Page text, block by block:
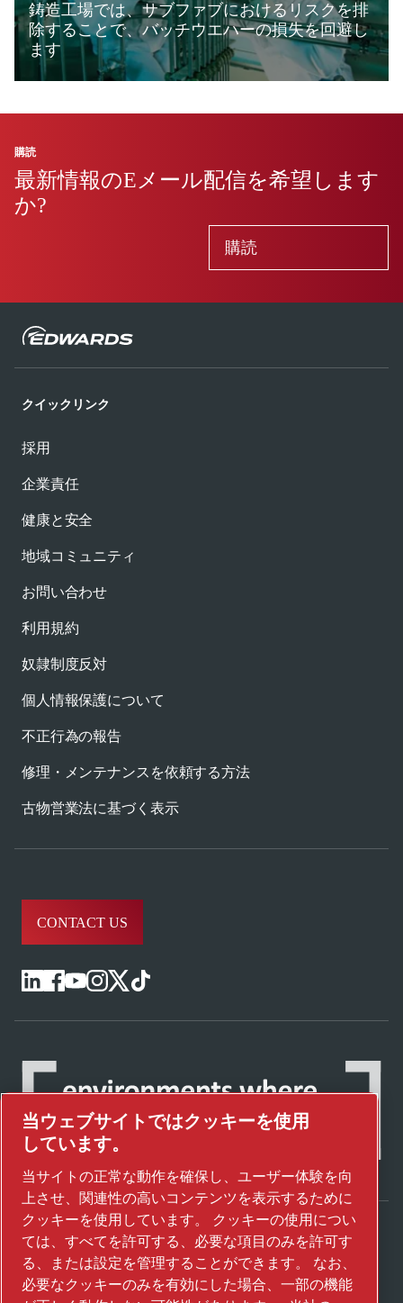
鋳造工場では、サブファブにおけるリスクを排
除することで、バッチウエハーの損失を回避し
ます
購読
最新情報のEメール配信を希望します
か?
購読
クイックリンク
採用
企業責任
健康と安全
地域コミュニティ
お問い合わせ
利用規約
奴隷制度反対
個人情報保護について
不正行為の報告
修理・メンテナンスを依頼する方法
古物営業法に基づく表示
CONTACT US
アトラスコプコグループが未来を変えるテク
ノロジーをどのように実現しているかご覧く
ださい。
当ウェブサイトではクッキーを使用
しています。
当サイトの正常な動作を確保し、ユーザー体験を向
上させ、関連性の高いコンテンツを表示するために
クッキーを使用しています。 クッキーの使用につい
ては、すべてを許可する、必要な項目のみを許可す
る、または設定を管理することができます。 なお、
必要なクッキーのみを有効にした場合、一部の機能